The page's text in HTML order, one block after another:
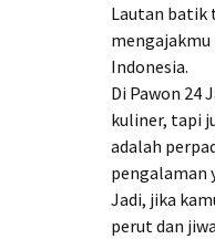
Lautan batik
mengajakmu
Indonesia.
Di Pawon 24
kuliner, tapi
adalah
pengalaman
Jadi, jika
perut dan